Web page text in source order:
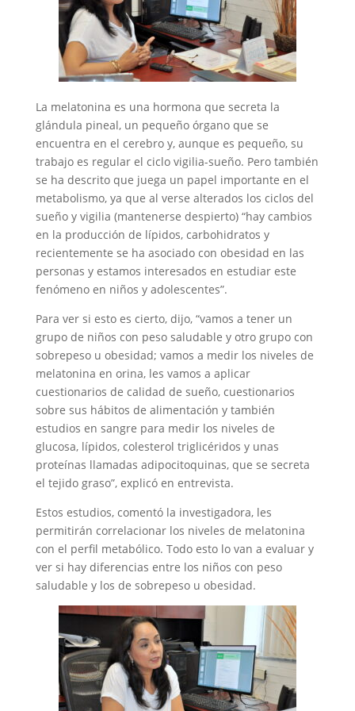
La melatonina es una hormona que secreta la
glándula pineal, un pequeño órgano que se
encuentra en el cerebro y, aunque es pequeño, su
trabajo es regular el ciclo vigilia-sueño. Pero también
se ha descrito que juega un papel importante en el
metabolismo, ya que al verse alterados los ciclos del
sueño y vigilia (mantenerse despierto) “hay cambios
en la producción de lípidos, carbohidratos y
recientemente se ha asociado con obesidad en las
personas y estamos interesados en estudiar este
fenómeno en niños y adolescentes”.
Para ver si esto es cierto, dijo, “vamos a tener un
grupo de niños con peso saludable y otro grupo con
sobrepeso u obesidad; vamos a medir los niveles de
melatonina en orina, les vamos a aplicar
cuestionarios de calidad de sueño, cuestionarios
sobre sus hábitos de alimentación y también
estudios en sangre para medir los niveles de
glucosa, lípidos, colesterol triglicéridos y unas
proteínas llamadas adipocitoquinas, que se secreta
el tejido graso”, explicó en entrevista.
Estos estudios, comentó la investigadora, les
permitirán correlacionar los niveles de melatonina
con el perfil metabólico. Todo esto lo van a evaluar y
ver si hay diferencias entre los niños con peso
saludable y los de sobrepeso u obesidad.